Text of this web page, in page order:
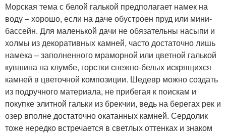
Морская тема с белой галькой предполагает намек на
воду – хорошо, если на даче обустроен пруд или мини-
бассейн. Для маленькой дачи не обязательны насыпи и
холмы из декоративных камней, часто достаточно лишь
намека – заполненного мраморной или цветной галькой
кувшина на клумбе, горстки снежно-белых искрящихся
камней в цветочной композиции. Шедевр можно создать
из подручного материала, не прибегая к поискам и
покупке элитной гальки из брекчии, ведь на берегах рек и
озер вполне достаточно окатанных камней. Сердолик
тоже нередко встречается в светлых оттенках и знаком